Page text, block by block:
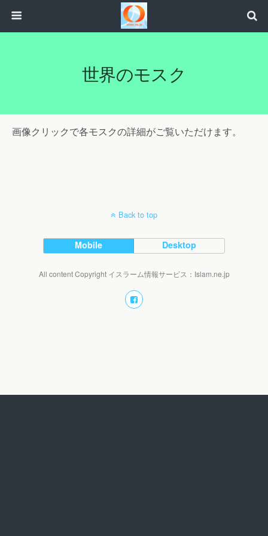
世界のモスク
画像クリックで各モスクの詳細がご覧いただけます。
Back to top
Mobile Desktop
All content Copyright イスラーム情報サービス：Islam.ne.jp